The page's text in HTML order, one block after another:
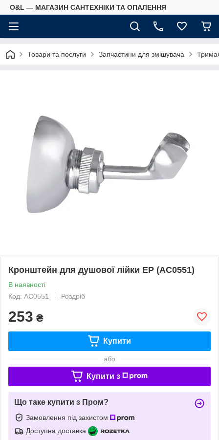
O&L — МАГАЗИН САНТЕХНІКИ ТА ОПАЛЕННЯ
Товари та послуги Запчастини для змішувача
Кронштейн для душової лійки EP (AC0551)
В наявності
Код: AC0551
Роздріб
253 ₴
Купити
або
Купити з
Що таке купити з Пром?
Замовлення під захистом
Доступна доставка